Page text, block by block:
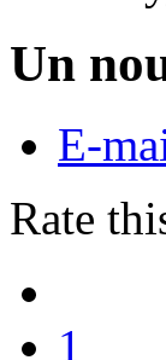
Un
E-
Rate
1